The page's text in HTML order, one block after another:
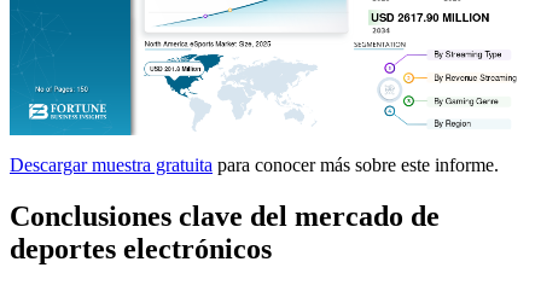
Descargar muestra gratuita para conocer más sobre este informe.
Conclusiones clave del mercado de
deportes electrónicos